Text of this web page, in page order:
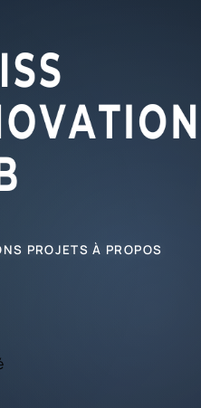
PROJETSÀ PROPOS